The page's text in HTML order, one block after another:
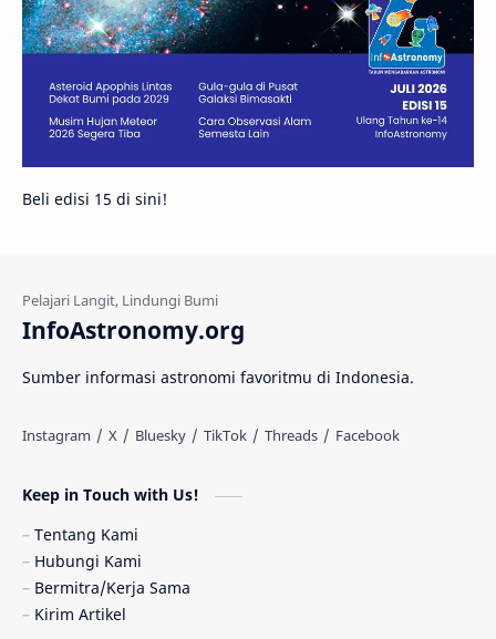
Bintang Neutron Hubble Tips
Juno Bintang Biner
Fakta Galaksi Spiral
Gerhana Matahari
Quasar
Ulasan
Beli edisi 15 di sini!
InfoAstronomy.org
Sumber informasi astronomi favoritmu di Indonesia.
Keep in Touch with Us!
Tentang Kami
Hubungi Kami
Bermitra/Kerja Sama
Kirim Artikel